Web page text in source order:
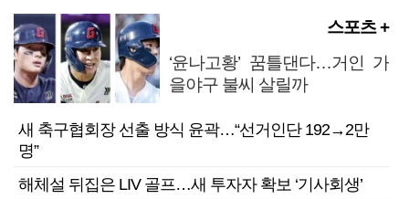
스포츠 +
‘윤나고황’ 꿈틀댄다…거인 가
을야구 불씨 살릴까
새 축구협회장 선출 방식 윤곽…“선거인단 192→2만
명”
해체설 뒤집은 LIV 골프…새 투자자 확보 ‘기사회생’